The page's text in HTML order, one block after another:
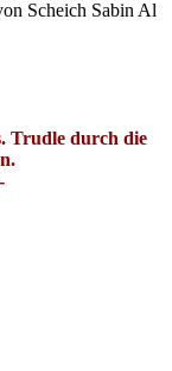
Scheich Sabin Al
Trudle durch die